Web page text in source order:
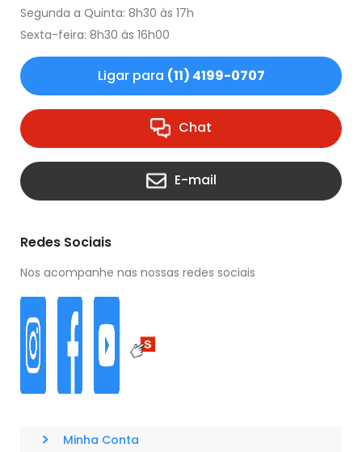
Segunda a Quinta: 8h30 às 17h
Sexta-feira: 8h30 às 16h00
Ligar para (11) 4199-0707
Chat
E-mail
Redes Sociais
Nos acompanhe nas nossas redes sociais
> Minha Conta